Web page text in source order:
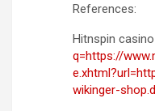
References:
Hitnspin
q=https://
wikinger-